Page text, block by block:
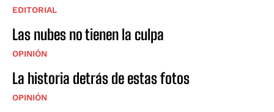
EDITORIAL
Las nubes no tienen la culpa
OPINIÓN
La historia detrás de estas fotos
OPINIÓN